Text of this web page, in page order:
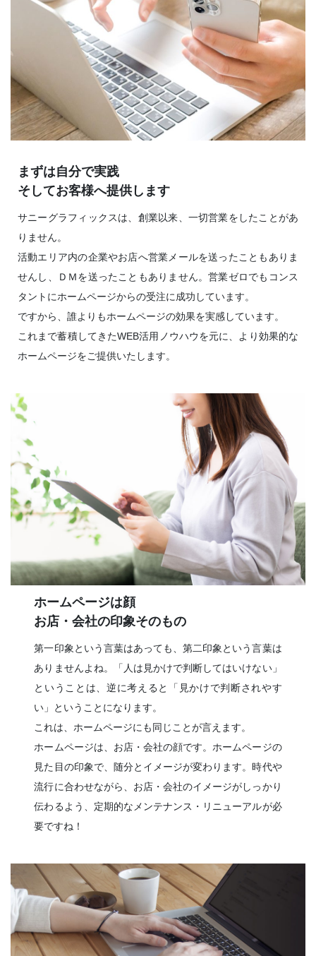
まずは自分で実践
そしてお客様へ提供します
サニーグラフィックスは、創業以来、一切営業をしたことがあ
りません。
活動エリア内の企業やお店へ営業メールを送ったこともありま
せんし、ＤＭを送ったこともありません。営業ゼロでもコンス
タントにホームページからの受注に成功しています。
ですから、誰よりもホームページの効果を実感しています。
これまで蓄積してきたWEB活用ノウハウを元に、より効果的な
ホームページをご提供いたします。
ホームページは顔
お店・会社の印象そのもの
第一印象という言葉はあっても、第二印象という言葉は
ありませんよね。「人は見かけで判断してはいけない」
ということは、逆に考えると「見かけで判断されやす
い」ということになります。
これは、ホームページにも同じことが言えます。
ホームページは、お店・会社の顔です。ホームページの
見た目の印象で、随分とイメージが変わります。時代や
流行に合わせながら、お店・会社のイメージがしっかり
伝わるよう、定期的なメンテナンス・リニューアルが必
要ですね！